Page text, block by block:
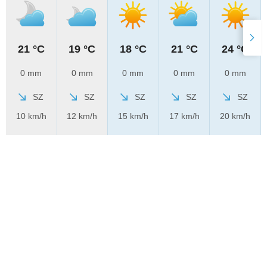
21 °C
0 mm
SZ
10 km/h
19 °C
0 mm
SZ
12 km/h
18 °C
0 mm
SZ
15 km/h
21 °C
0 mm
SZ
17 km/h
24 °C
0 mm
SZ
20 km/h